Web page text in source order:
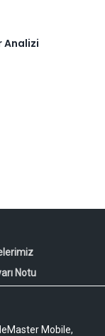
Analizi
Notu
Mobile,